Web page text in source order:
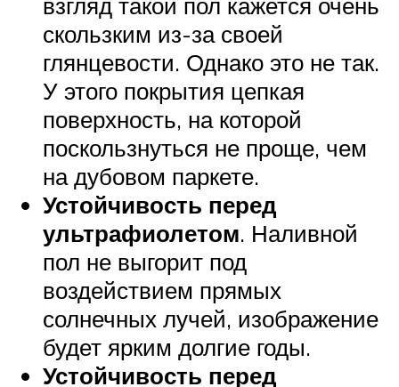
скользким из-за своей
глянцевости. Однако это не так.
У этого покрытия цепкая
поверхность, на которой
поскользнуться не проще, чем
на дубовом паркете.
Устойчивость перед
ультрафиолетом. Наливной
пол не выгорит под
воздействием прямых
солнечных лучей, изображение
будет ярким долгие годы.
Устойчивость перед